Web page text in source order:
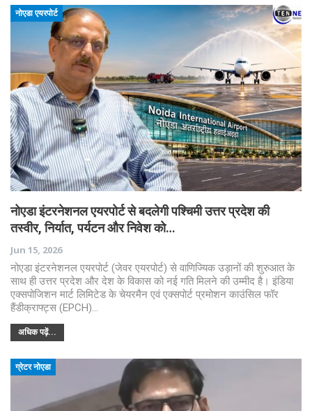
नोएडा एयरपोर्ट
नोएडा इंटरनेशनल एयरपोर्ट से बदलेगी पश्चिमी उत्तर प्रदेश की
तस्वीर, निर्यात, पर्यटन और निवेश को…
Jun 15, 2026
नोएडा इंटरनेशनल एयरपोर्ट (जेवर एयरपोर्ट) से वाणिज्यिक उड़ानों की शुरुआत के
साथ ही उत्तर प्रदेश और देश के विकास को नई गति मिलने की उम्मीद है। इंडिया
एक्सपोजिशन मार्ट लिमिटेड के चेयरमैन एवं एक्सपोर्ट प्रमोशन काउंसिल फॉर
हैंडीक्राफ्ट्स (EPCH)…
अधिक पढ़ें...
ग्रेटर नोएडा